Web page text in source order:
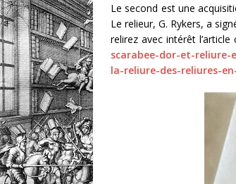
Le second est une
Le relieur, G. Rykers, a
relirez avec intérêt
scarabee-dor-et-reliure-
la-reliure-des-reliures-